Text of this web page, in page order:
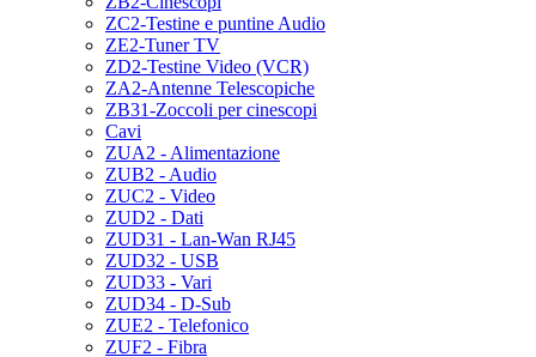
ZC2-Testine e puntine Audio
ZE2-Tuner TV
ZD2-Testine Video (VCR)
ZA2-Antenne Telescopiche
ZB31-Zoccoli per cinescopi
Cavi
ZUA2 - Alimentazione
ZUB2 - Audio
ZUC2 - Video
ZUD2 - Dati
ZUD31 - Lan-Wan RJ45
ZUD32 - USB
ZUD33 - Vari
ZUD34 - D-Sub
ZUE2 - Telefonico
ZUF2 - Fibra